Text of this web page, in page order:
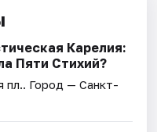
Карелия:
Пяти Стихий?
пл.. Город — Санкт-